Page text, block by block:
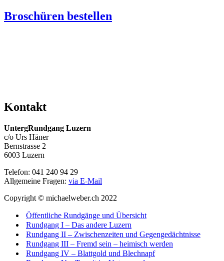
Broschüren bestellen
Kontakt
UntergRundgang Luzern
c/o Urs Häner
Bernstrasse 2
6003 Luzern
Telefon: 041 240 94 29
Allgemeine Fragen: via E-Mail
Copyright © michaelweber.ch 2022
Öffentliche Rundgänge und Übersicht
Rundgang I – Das andere Luzern
Rundgang II – Zwischenzeiten und Gegengedächtnisse
Rundgang III – Fremd sein – heimisch werden
Rundgang IV – Blattgold und Blechnapf